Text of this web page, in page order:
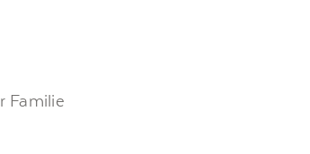
Familie